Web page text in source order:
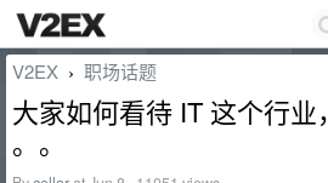
V2EX › 职场话题
大家如何看待 IT 这个行业
。。